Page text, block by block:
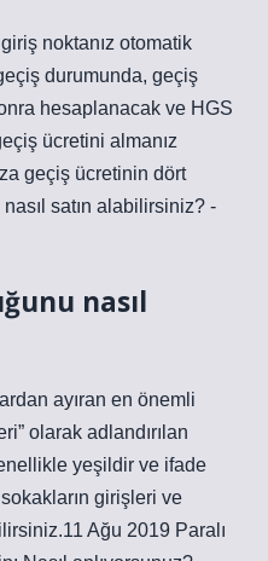
noktanız otomatik
durumunda, geçiş
hesaplanacak ve HGS
ücretini almanız
geçiş ücretinin dört
satın alabilirsiniz? -
nasıl
ayıran en önemli
olarak adlandırılan
yeşildir ve ifade
girişleri ve
Ağu 2019 Paralı